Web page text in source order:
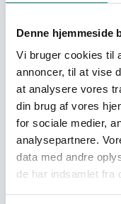
Denne hjemmeside
Vi bruger cookies til
annoncer, til at vise
at analysere vores
din brug af vores
for sociale medier,
analysepartnere.
data med andre
de har indsamlet fra
Resume
Verdensmålene
engagement, her er
økonomisk
det nødvendigt med
om målene, men
handler om
sygdom og
fokus på en række
sundhed. I
Diálogos formidle